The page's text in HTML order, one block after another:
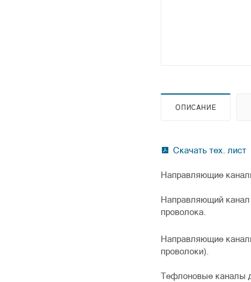
ОПИСАНИЕ
Скачать тех. лист
Направляющие
Направляющий канал
проволока.
Направляющие
проволоки).
Тефлоновые каналы